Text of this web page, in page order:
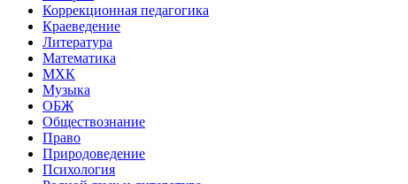
Коррекционная педагогика
Краеведение
Литература
Математика
МХК
Музыка
ОБЖ
Обществознание
Право
Природоведение
Психология